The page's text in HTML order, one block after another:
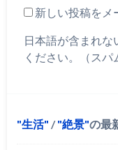
新しい投稿をメ
日本語が含まれ
ください。（スパ
生活 / 絶景 の最